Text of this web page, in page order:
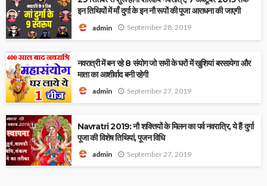
इन तिथियों में माँ दुर्गा के इन नौ रूपों की पूजा आराधना की जाएगी
admin September 28, 2019
नवरात्री में बन रहे 8 संयोग जो सभी के घरों में खुशियां बरसायेगा और
माता का आशीर्वाद बनी रहेगी
admin September 27, 2019
Navratri 2019: नौ शक्तियों के मिलन का पर्व नवरात्रि, ये हैं दुर्गा
पूजा की विशेष तिथियां, पूजन विधि
admin September 27, 2019